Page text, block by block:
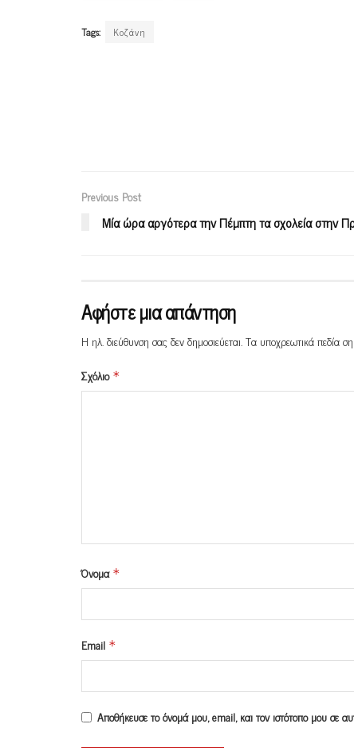
Tags: Κοζάνη
Previous Post
Μία ώρα αργότερα την Πέμπτη τα σχολεία στην
Αφήστε μια απάντηση
Η ηλ. διεύθυνση σας δεν δημοσιεύεται.Τα υποχρεωτικά πεδία
Σχόλιο *
Όνομα *
Email *
Αποθήκευσε το όνομά μου, email, και τον ιστότοπο μου σε